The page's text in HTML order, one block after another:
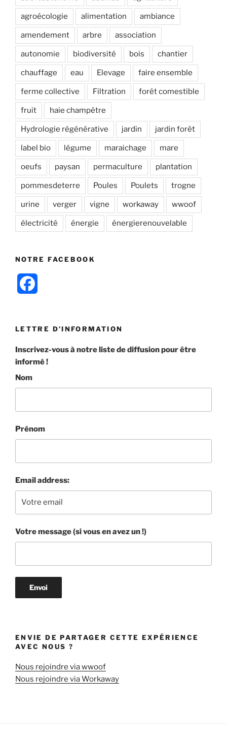
agroécologie alimentation ambiance
amendement arbre association
autonomie biodiversité bois chantier
chauffage eau Elevage faire ensemble
ferme collective Filtration forêt comestible
fruit haie champêtre
Hydrologie régénérative jardin jardin forêt
label bio légume maraichage mare
oeufs paysan permaculture plantation
pommesdeterre Poules Poulets trogne
urine verger vigne workaway wwoof
électricité énergie énergierenouvelable
NOTRE FACEBOOK
c
b
k
LETTRE D’INFORMATION
Inscrivez-vous à notre liste de diffusion pour être
informé !
Nom
Prénom
Email address:
Votre message (si vous en avez un !)
ENVIE DE PARTAGER CETTE EXPÉRIENCE
AVEC NOUS ?
Nous rejoindre via wwoof
Nous rejoindre via Workaway